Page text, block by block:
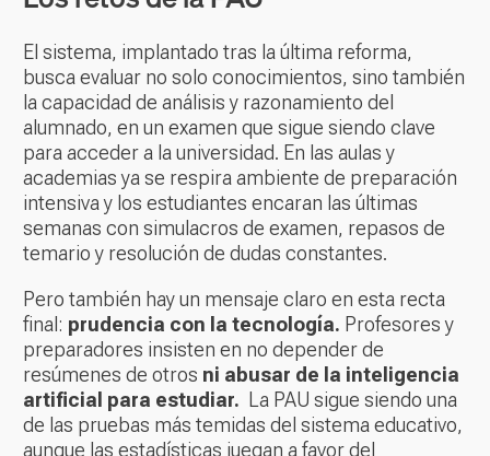
El sistema, implantado tras la última reforma,
busca evaluar no solo conocimientos, sino también
la capacidad de análisis y razonamiento del
alumnado, en un examen que sigue siendo clave
para acceder a la universidad. En las aulas y
academias ya se respira ambiente de preparación
intensiva y los estudiantes encaran las últimas
semanas con simulacros de examen, repasos de
temario y resolución de dudas constantes.
Pero también hay un mensaje claro en esta recta
final: prudencia con la tecnología. Profesores y
preparadores insisten en no depender de
resúmenes de otros ni abusar de la inteligencia
artificial para estudiar. La PAU sigue siendo una
de las pruebas más temidas del sistema educativo,
aunque las estadísticas juegan a favor del